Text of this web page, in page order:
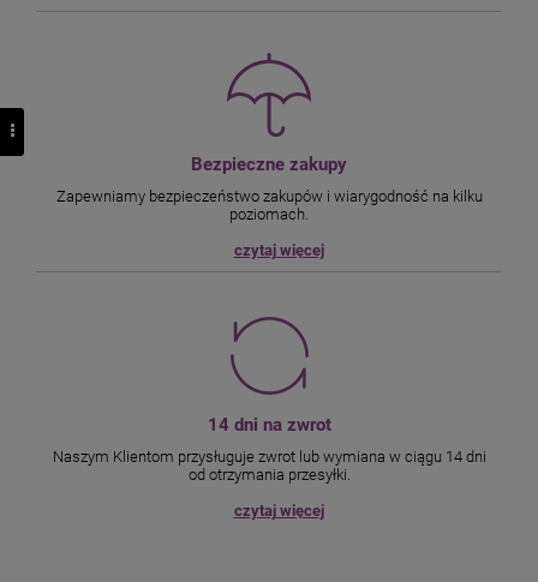
Bezpieczne zakupy
Zapewniamy bezpieczeństwo zakupów i wiarygodność na kilku
poziomach.
czytaj więcej
14 dni na zwrot
Naszym Klientom przysługuje zwrot lub wymiana w ciągu 14 dni
od otrzymania przesyłki.
czytaj więcej